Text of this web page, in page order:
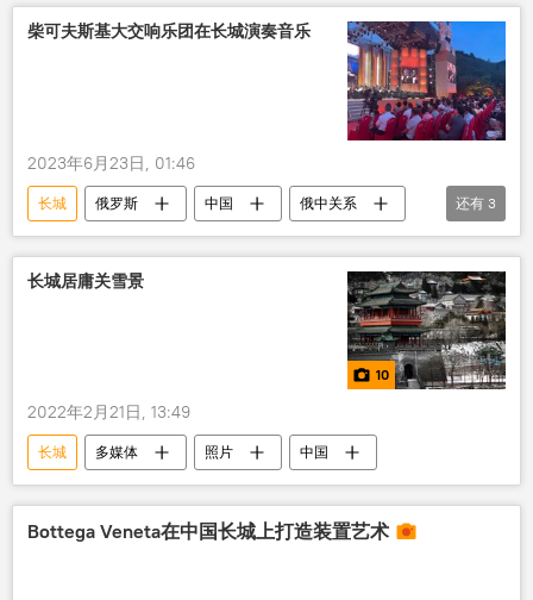
柴可夫斯基大交响乐团在长城演奏音乐
2023年6月23日, 01:46
长城 俄罗斯 中国
俄中关系
合作
乐团 音乐
还有 3
长城居庸关雪景
10
2022年2月21日, 13:49
长城 多媒体 照片 中国
Bottega Veneta在中国长城上打造装置艺术